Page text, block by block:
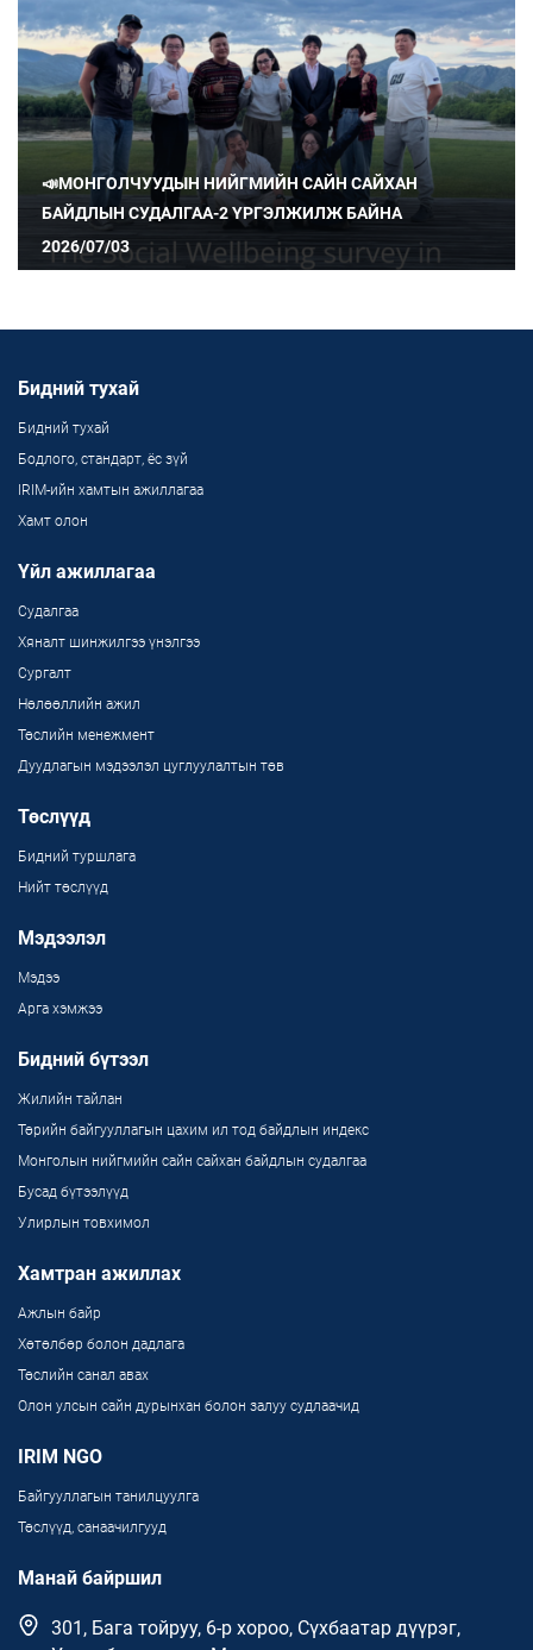
📣МОНГОЛЧУУДЫН НИЙГМИЙН САЙН САЙХАН
БАЙДЛЫН СУДАЛГАА-2 ҮРГЭЛЖИЛЖ БАЙНА
2026/07/03
Бидний тухай
Бидний тухай
Бодлого, стандарт, ёс зүй
IRIM-ийн хамтын ажиллагаа
Хамт олон
Үйл ажиллагаа
Судалгаа
Хяналт шинжилгээ үнэлгээ
Сургалт
Нөлөөллийн ажил
Төслийн менежмент
Дуудлагын мэдээлэл цуглуулалтын төв
Төслүүд
Бидний туршлага
Нийт төслүүд
Мэдээлэл
Мэдээ
Арга хэмжээ
Бидний бүтээл
Жилийн тайлан
Төрийн байгууллагын цахим ил тод байдлын индекс
Монголын нийгмийн сайн сайхан байдлын судалгаа
Бусад бүтээлүүд
Улирлын товхимол
Хамтран ажиллах
Ажлын байр
Хөтөлбөр болон дадлага
Төслийн санал авах
Олон улсын сайн дурынхан болон залуу судлаачид
IRIM NGO
Байгууллагын танилцуулга
Төслүүд, санаачилгууд
Манай байршил
301, Бага тойруу, 6-р хороо, Сүхбаатар дүүрэг,